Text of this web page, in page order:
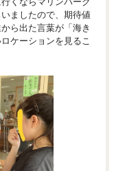
ましたので、期待値
ら出た言葉が「海き
ケーションを見るこ